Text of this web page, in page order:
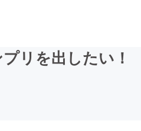
リを出したい！